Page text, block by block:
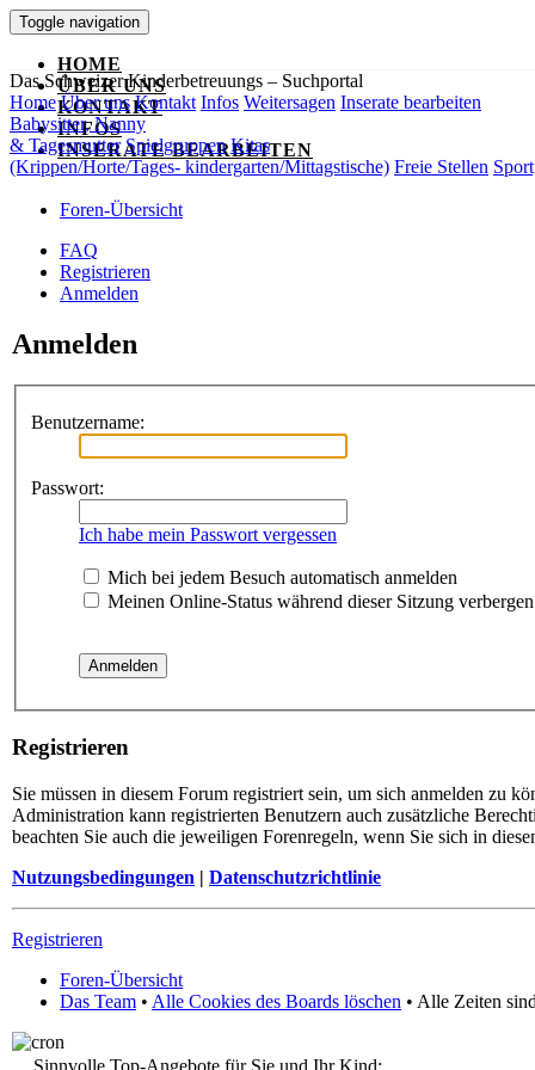
Toggle navigation
HOME
ÜBER UNS
KONTAKT
INFOS
INSERATE BEARBEITEN
Das Schweizer Kinderbetreuungs – Suchportal
Home Über uns Kontakt Infos Weitersagen Inserate bearbeiten
Babysitter, Nanny
& Tagesmutter Spielgruppen Kitas
(Krippen/Horte/Tages- kindergarten/Mittagstische) Freie Stellen
Foren-Übersicht
FAQ
Registrieren
Anmelden
Anmelden
Benutzername:
Passwort:
Ich habe mein Passwort vergessen
Mich bei jedem Besuch automatisch anmelden
Meinen Online-Status während dieser Sitzung verbergen
Registrieren
Sie müssen in diesem Forum registriert sein, um sich anmelden zu
Administration kann registrierten Benutzern auch zusätzliche
beachten Sie auch die jeweiligen Forenregeln, wenn Sie sich in
Nutzungsbedingungen | Datenschutzrichtlinie
Registrieren
Foren-Übersicht
Das Team • Alle Cookies des Boards löschen • Alle Zeiten
Sinnvolle Top-Angebote für Sie und Ihr Kind: